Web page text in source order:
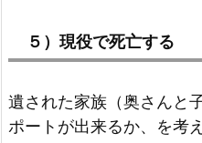
５）現役で死亡する
遺された家族（奥さんと
ポートが出来るか、を考